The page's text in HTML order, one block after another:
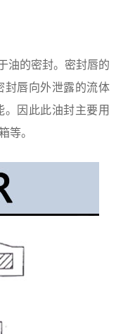
油的密封。密封唇的
封唇向外泄露的流体
因此此油封主要用
等。